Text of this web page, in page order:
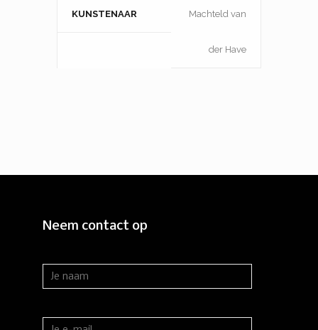
KUNSTENAAR Machteld van
der Have
Neem contact op